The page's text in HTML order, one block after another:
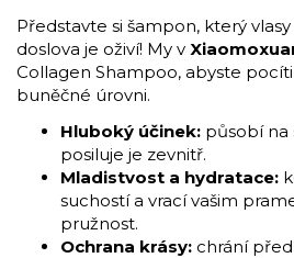
Představte si šampon, který
doslova je oživí! My v
Collagen Shampoo, abyste
buněčné úrovni.
Hluboký účinek: působí na
posiluje je zevnitř.
Mladistvost a hydratace:
suchostí a vrací vašim
pružnost.
Ochrana krásy: chrání